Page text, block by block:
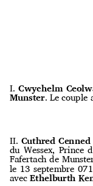
I.Cwychelm
Munster. Le couple
II. Cuthred
du Wessex, Prince
Fafertach de
le 13 septembre
avecEthelburth